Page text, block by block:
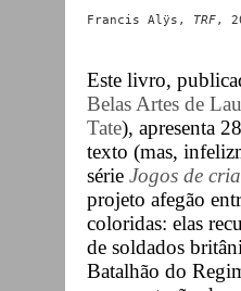
Francis Alÿs, TRF
Este livro,
Belas Artes de
Tate), apresenta 28
texto (mas,
série Jogos de
projeto afegão
coloridas: elas
de soldados
Batalhão do